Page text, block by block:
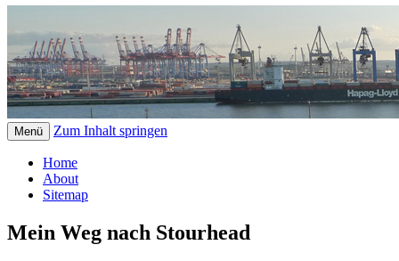
Menü Zum Inhalt springen
Home
About
Sitemap
Mein Weg nach Stourhead